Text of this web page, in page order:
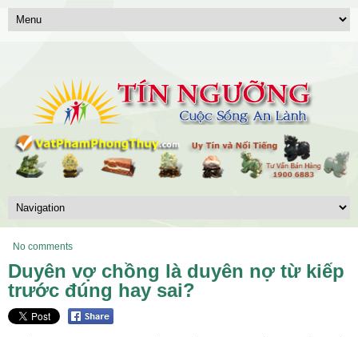
No comments
Duyên vợ chồng là duyên nợ từ kiếp
trước đúng hay sai?